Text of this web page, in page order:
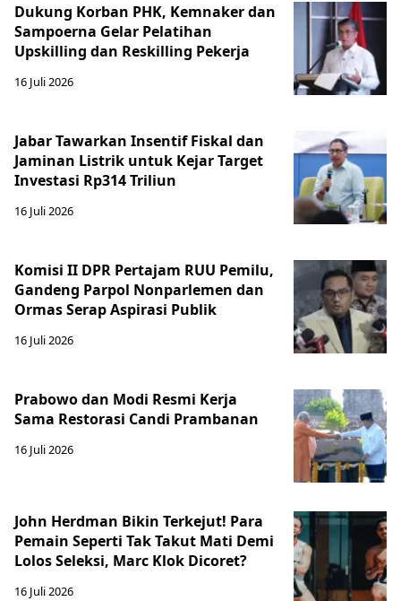
Dukung Korban PHK, Kemnaker dan
Sampoerna Gelar Pelatihan
Upskilling dan Reskilling Pekerja
16 Juli 2026
Jabar Tawarkan Insentif Fiskal dan
Jaminan Listrik untuk Kejar Target
Investasi Rp314 Triliun
16 Juli 2026
Komisi II DPR Pertajam RUU Pemilu,
Gandeng Parpol Nonparlemen dan
Ormas Serap Aspirasi Publik
16 Juli 2026
Prabowo dan Modi Resmi Kerja
Sama Restorasi Candi Prambanan
16 Juli 2026
John Herdman Bikin Terkejut! Para
Pemain Seperti Tak Takut Mati Demi
Lolos Seleksi, Marc Klok Dicoret?
16 Juli 2026